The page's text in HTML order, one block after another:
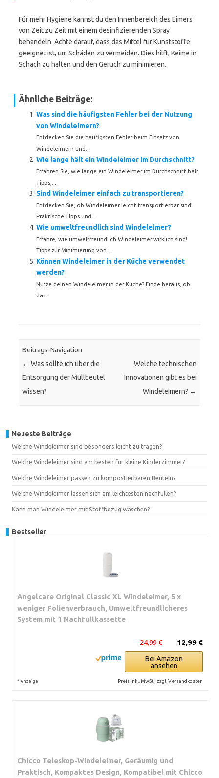
Für mehr Hygiene kannst du den Innenbereich des Eimers
von Zeit zu Zeit mit einem desinfizierenden Spray
behandeln. Achte darauf, dass das Mittel für Kunststoffe
geeignet ist, um Schäden zu vermeiden. Dies hilft, Keime in
Schach zu halten und den Geruch zu minimieren.
Ähnliche Beiträge:
Was sind die häufigsten Fehler bei der Nutzung
von Windeleimern?
Entdecken Sie die häufigsten Fehler beim Einsatz von
Windeleimern und...
Wie lange hält ein Windeleimer im Durchschnitt?
Erfahren Sie, wie lange ein Windeleimer im Durchschnitt hält.
Tipps,...
Sind Windeleimer einfach zu transportieren?
Entdecken Sie, ob Windeleimer leicht transportierbar sind!
Praktische Tipps und...
Wie umweltfreundlich sind Windeleimer?
Erfahre, wie umweltfreundlich Windeleimer wirklich sind!
Tipps zur Minimierung von...
Können Windeleimer in der Küche verwendet
werden?
Nutze deinen Windeleimer in der Küche? Finde heraus, ob
das...
Beitrags-Navigation
← Was sollte ich über die
Entsorgung der Müllbeutel
wissen?
Welche technischen
Innovationen gibt es bei
Windeleimern? →
Neueste Beiträge
Welche Windeleimer sind besonders leicht zu tragen?
Welche Windeleimer sind am besten für kleine Kinderzimmer?
Welche Windeleimer passen zu kompostierbaren Beuteln?
Welche Windeleimer lassen sich am leichtesten nachfüllen?
Kann man Windeleimer mit Stoffbezug waschen?
Bestseller
Angelcare Original Classic XL Windeleimer, 5 x
weniger Folienverbrauch, Umweltfreundlicheres
System mit 1 Nachfüllkassette
12,99 €
24,99 €
Bei Amazon
ansehen
* Anzeige Preis inkl. MwSt., zzgl. Versandkosten
Chicco Teleskop-Windeleimer, Geräumig und
Praktisch, Kompaktes Design, Kompatibel mit Chicco